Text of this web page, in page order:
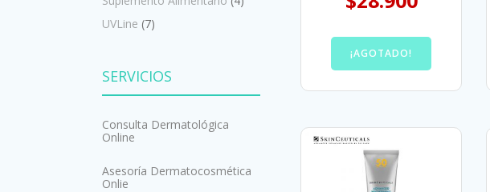
UVLine (7)
SERVICIOS
Consulta Dermatológica
Online
Asesoría Dermatocosmética
Onlie
¡AGOTADO!